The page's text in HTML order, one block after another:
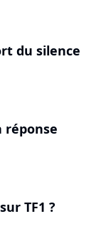
du silence
réponse
TF1 ?